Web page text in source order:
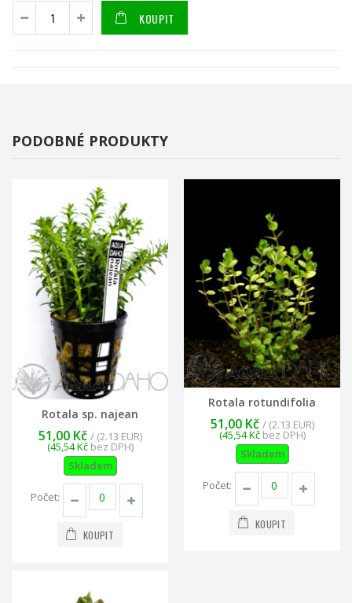
KOUPIT
PODOBNÉ PRODUKTY
Rotala sp. najean
51,00 Kč / (2.13 EUR)
(45,54 Kčbez DPH)
Skladem
Počet:
KOUPIT
Rotala rotundifolia
51,00 Kč / (2.13 EUR)
(45,54 Kčbez DPH)
Skladem
Počet:
KOUPIT